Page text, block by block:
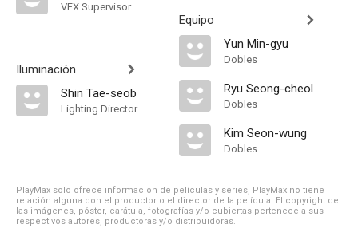
VFX Supervisor
Iluminación
Shin Tae-seob
Lighting Director
Equipo
Yun Min-gyu
Dobles
Ryu Seong-cheol
Dobles
Kim Seon-wung
Dobles
PlayMax solo ofrece información de películas y series, PlayMax no tiene
relación alguna con el productor o el director de la película. El copyright de
las imágenes, póster, carátula, fotografías y/o cubiertas pertenece a sus
respectivos autores, productoras y/o distribuidoras.